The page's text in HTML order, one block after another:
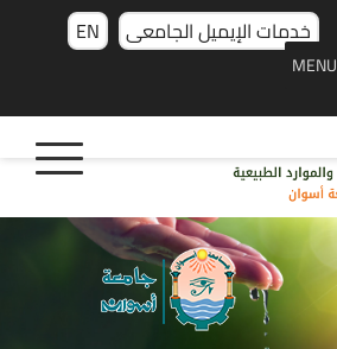
EN خدمات الإيميل الجامعى
MENU